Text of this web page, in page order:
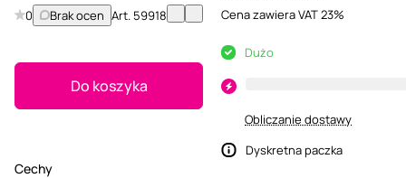
0 Brak ocen Art. 59918
Do koszyka
Cechy
Cena zawiera VAT 23%
Dużo
Obliczanie dostawy
Dyskretna paczka